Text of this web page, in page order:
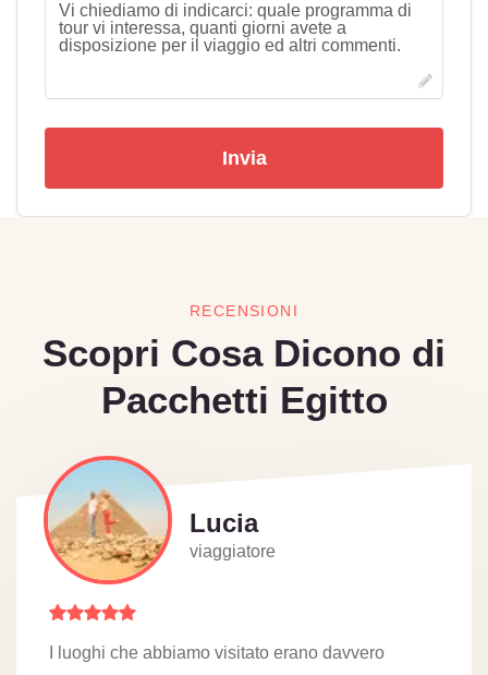
Invia
RECENSIONI
Scopri Cosa Dicono di
Pacchetti Egitto
Lucia
viaggiatore
I luoghi che abbiamo visitato erano davvero